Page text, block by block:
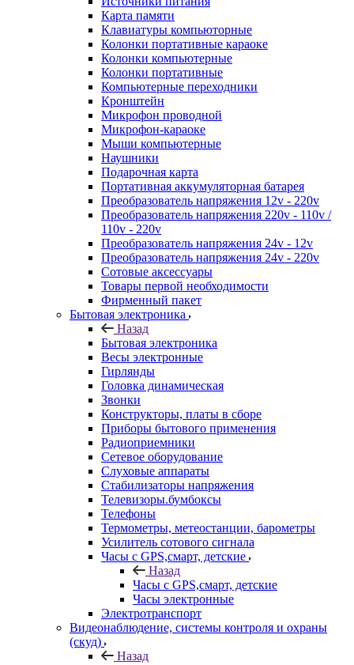
Карта памяти
Клавиатуры компьюторные
Колонки портативные караоке
Колонки компьютерные
Колонки портативные
Компьютерные переходники
Кронштейн
Микрофон проводной
Микрофон-караоке
Мыши компьютерные
Наушники
Подарочная карта
Портативная аккумуляторная батарея
Преобразователь напряжения 12v - 220v
Преобразователь напряжения 220v - 110v /
110v - 220v
Преобразователь напряжения 24v - 12v
Преобразователь напряжения 24v - 220v
Сотовые аксессуары
Товары первой необходимости
Фирменный пакет
Бытовая электроника
Назад
Бытовая электроника
Весы электронные
Гирлянды
Головка динамическая
Звонки
Конструкторы, платы в сборе
Приборы бытового применения
Радиоприемники
Сетевое оборудование
Слуховые аппараты
Стабилизаторы напряжения
Телевизоры.бумбоксы
Телефоны
Термометры, метеостанции, барометры
Усилитель сотового сигнала
Часы с GPS,смарт, детские
Назад
Часы с GPS,смарт, детские
Часы электронные
Электротранспорт
Видеонаблюдение, системы контроля и охраны
(скуд)
Назад